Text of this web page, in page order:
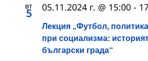
вт
5
Лекция „Футбол,
при социализма:
български града“
05.11.2024 г. @ 15:00 -